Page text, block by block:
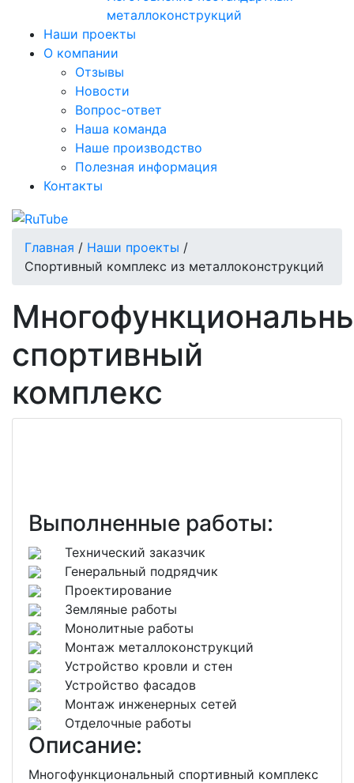
металлоконструкций
Наши проекты
О компании
Отзывы
Новости
Вопрос-ответ
Наша команда
Наше производство
Полезная информация
Контакты
Главная / Наши проекты /
Спортивный комплекс из металлоконструкций
спортивный
комплекс
Выполненные работы:
Технический заказчик
Генеральный подрядчик
Проектирование
Земляные работы
Монолитные работы
Монтаж металлоконструкций
Устройство кровли и стен
Устройство фасадов
Монтаж инженерных сетей
Отделочные работы
Описание:
Многофункциональный спортивный комплекс